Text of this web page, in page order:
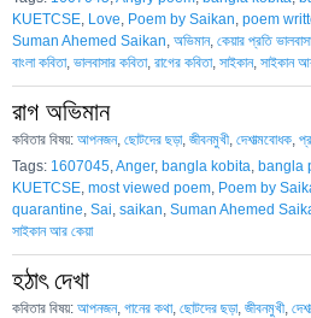
KUETCSE Love Poem by Saikan poem
Suman Ahemed Saikan অভিমান, কেয়ার প্রতি ভালবাসা
বাংলা কবিতা, ভালবাসার কবিতা, রাগের কবিতা, সাইকান, সাইকান
রাগ অভিমান
কবিতার বিষয়: আপনজন, ছোটদের ছড়া, জীবনমুখী, দেশাত্মবোধক,
Tags: 1607045 Anger, bangla kobita bangla
KUETCSE most viewed poem Poem by
quarantine Sai saikan Suman Ahemed
সাইকান আর কেয়া
হঠাৎ দেখা
কবিতার বিষয়: আপনজন, গানের কথা, ছোটদের ছড়া, জীবনমুখী,